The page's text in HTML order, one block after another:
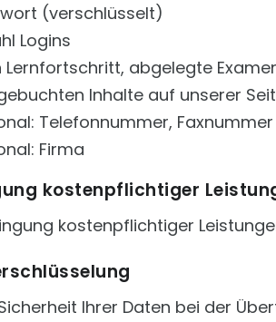
(verschlüsselt)
Logins
Lernfortschritt, abgelegte
Inhalte auf unserer
Telefonnummer, Faxnummer
Firma
kostenpflichtiger
kostenpflichtiger
Ihrer Daten bei der